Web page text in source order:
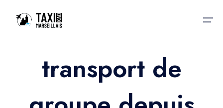
Accueiltransport de